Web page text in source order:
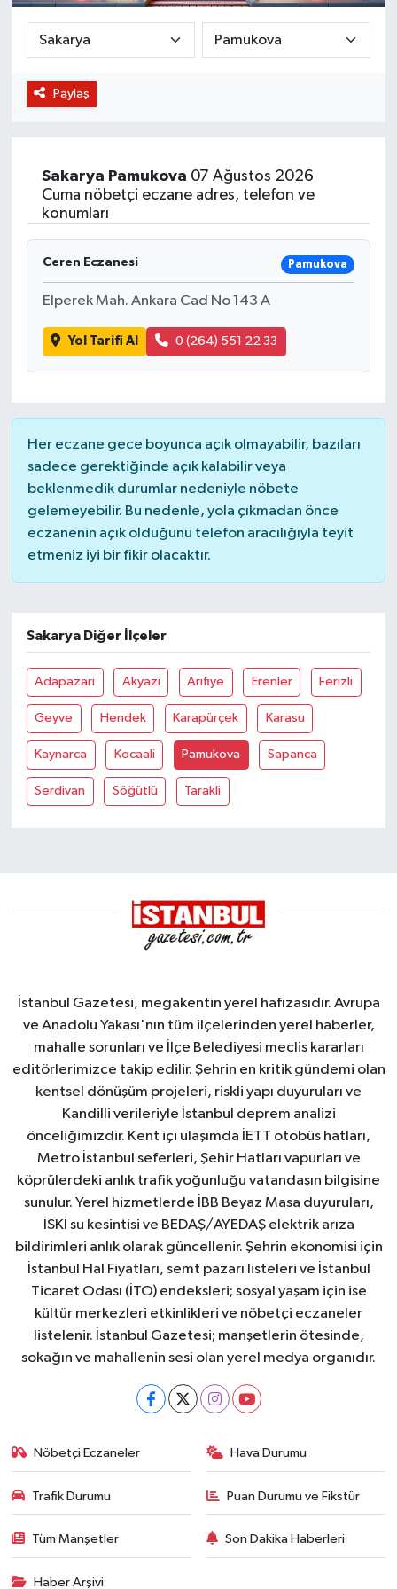
Paylaş
Sakarya Pamukova 07 Ağustos 2026
Cuma nöbetçi eczane adres, telefon ve
konumları
Ceren Eczanesi Pamukova
Elperek Mah. Ankara Cad No 143 A
Yol Tarifi Al 0 (264) 551 22 33
Her eczane gece boyunca açık olmayabilir, bazıları
sadece gerektiğinde açık kalabilir veya
beklenmedik durumlar nedeniyle nöbete
gelemeyebilir. Bu nedenle, yola çıkmadan önce
eczanenin açık olduğunu telefon aracılığıyla teyit
etmeniz iyi bir fikir olacaktır.
Sakarya Diğer İlçeler
Adapazari Akyazi Arifiye Erenler Ferizli
Geyve Hendek Karapürçek Karasu
Kaynarca Kocaali Pamukova Sapanca
Serdivan Söğütlü Tarakli
İstanbul Gazetesi, megakentin yerel hafızasıdır. Avrupa
ve Anadolu Yakası'nın tüm ilçelerinden yerel haberler,
mahalle sorunları ve İlçe Belediyesi meclis kararları
editörlerimizce takip edilir. Şehrin en kritik gündemi olan
kentsel dönüşüm projeleri, riskli yapı duyuruları ve
Kandilli verileriyle İstanbul deprem analizi
önceliğimizdir. Kent içi ulaşımda İETT otobüs hatları,
Metro İstanbul seferleri, Şehir Hatları vapurları ve
köprülerdeki anlık trafik yoğunluğu vatandaşın bilgisine
sunulur. Yerel hizmetlerde İBB Beyaz Masa duyuruları,
İSKİ su kesintisi ve BEDAŞ/AYEDAŞ elektrik arıza
bildirimleri anlık olarak güncellenir. Şehrin ekonomisi için
İstanbul Hal Fiyatları, semt pazarı listeleri ve İstanbul
Ticaret Odası (İTO) endeksleri; sosyal yaşam için ise
kültür merkezleri etkinlikleri ve nöbetçi eczaneler
listelenir. İstanbul Gazetesi; manşetlerin ötesinde,
sokağın ve mahallenin sesi olan yerel medya organıdır.
Nöbetçi Eczaneler Hava Durumu
Trafik Durumu Puan Durumu ve Fikstür
Tüm Manşetler Son Dakika Haberleri
Haber Arşivi
BİLİM VE TEKNOLOJİ